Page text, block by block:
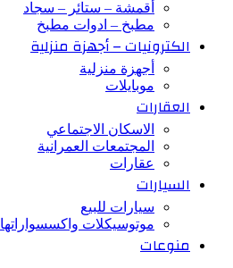
أقمشة – ستائر – سجاد
مطبخ – ادوات مطبخ
الكترونيات – أجهزة منزلية
أجهزة منزلية
موبايلات
العقارات
الاسكان الاجتماعي
المجتمعات العمرانية
عقارات
السيارات
سيارات للبيع
موتوسيكلات واكسسواراتها
منوعات